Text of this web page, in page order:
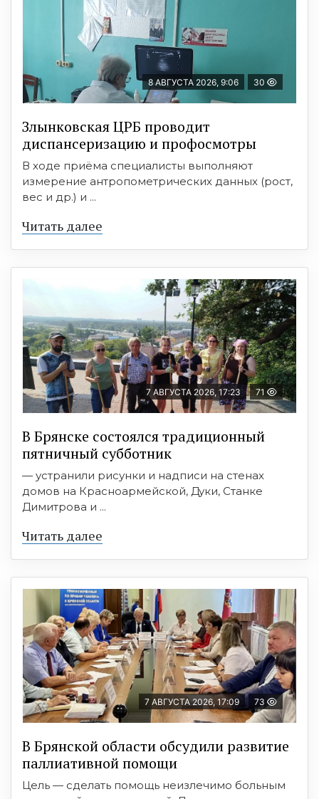
8 АВГУСТА 2026, 9:06 30
Злынковская ЦРБ проводит
диспансеризацию и профосмотры
В ходе приёма специалисты выполняют
измерение антропометрических данных (рост,
вес и др.) и ...
Читать далее
7 АВГУСТА 2026, 17:23 71
В Брянске состоялся традиционный
пятничный субботник
— устранили рисунки и надписи на стенах
домов на Красноармейской, Дуки, Станке
Димитрова и ...
Читать далее
7 АВГУСТА 2026, 17:09 73
В Брянской области обсудили развитие
паллиативной помощи
Цель — сделать помощь неизлечимо больным